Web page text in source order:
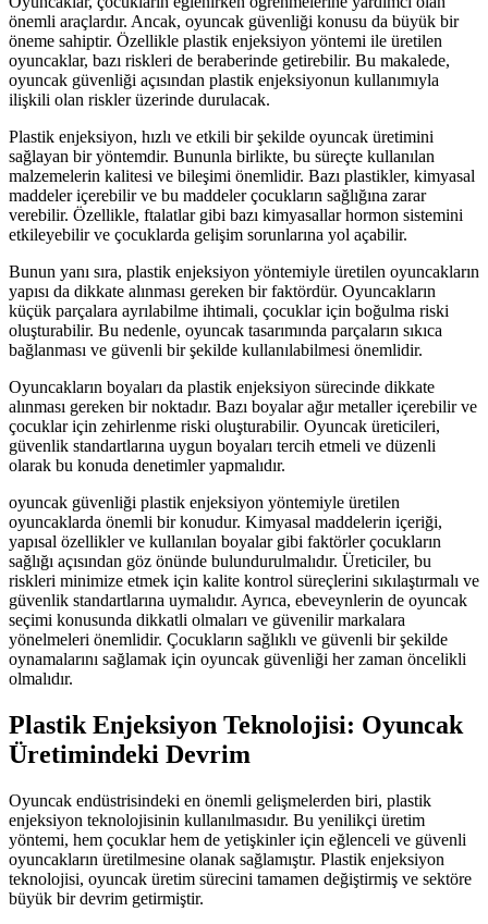
önemli araçlardır. Ancak, oyuncak güvenliği konusu da büyük bir
öneme sahiptir. Özellikle plastik enjeksiyon yöntemi ile üretilen
oyuncaklar, bazı riskleri de beraberinde getirebilir. Bu makalede,
oyuncak güvenliği açısından plastik enjeksiyonun kullanımıyla
ilişkili olan riskler üzerinde durulacak.
Plastik enjeksiyon, hızlı ve etkili bir şekilde oyuncak üretimini
sağlayan bir yöntemdir. Bununla birlikte, bu süreçte kullanılan
malzemelerin kalitesi ve bileşimi önemlidir. Bazı plastikler, kimyasal
maddeler içerebilir ve bu maddeler çocukların sağlığına zarar
verebilir. Özellikle, ftalatlar gibi bazı kimyasallar hormon sistemini
etkileyebilir ve çocuklarda gelişim sorunlarına yol açabilir.
Bunun yanı sıra, plastik enjeksiyon yöntemiyle üretilen oyuncakların
yapısı da dikkate alınması gereken bir faktördür. Oyuncakların
küçük parçalara ayrılabilme ihtimali, çocuklar için boğulma riski
oluşturabilir. Bu nedenle, oyuncak tasarımında parçaların sıkıca
bağlanması ve güvenli bir şekilde kullanılabilmesi önemlidir.
Oyuncakların boyaları da plastik enjeksiyon sürecinde dikkate
alınması gereken bir noktadır. Bazı boyalar ağır metaller içerebilir ve
çocuklar için zehirlenme riski oluşturabilir. Oyuncak üreticileri,
güvenlik standartlarına uygun boyaları tercih etmeli ve düzenli
olarak bu konuda denetimler yapmalıdır.
oyuncak güvenliği plastik enjeksiyon yöntemiyle üretilen
oyuncaklarda önemli bir konudur. Kimyasal maddelerin içeriği,
yapısal özellikler ve kullanılan boyalar gibi faktörler çocukların
sağlığı açısından göz önünde bulundurulmalıdır. Üreticiler, bu
riskleri minimize etmek için kalite kontrol süreçlerini sıkılaştırmalı ve
güvenlik standartlarına uymalıdır. Ayrıca, ebeveynlerin de oyuncak
seçimi konusunda dikkatli olmaları ve güvenilir markalara
yönelmeleri önemlidir. Çocukların sağlıklı ve güvenli bir şekilde
oynamalarını sağlamak için oyuncak güvenliği her zaman öncelikli
olmalıdır.
Plastik Enjeksiyon Teknolojisi: Oyuncak
Üretimindeki Devrim
Oyuncak endüstrisindeki en önemli gelişmelerden biri, plastik
enjeksiyon teknolojisinin kullanılmasıdır. Bu yenilikçi üretim
yöntemi, hem çocuklar hem de yetişkinler için eğlenceli ve güvenli
oyuncakların üretilmesine olanak sağlamıştır. Plastik enjeksiyon
teknolojisi, oyuncak üretim sürecini tamamen değiştirmiş ve sektöre
büyük bir devrim getirmiştir.